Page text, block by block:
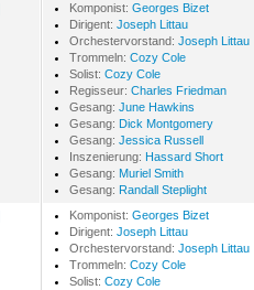
Komponist: Georges Bizet
Dirigent: Joseph Littau
Orchestervorstand: Joseph Littau
Trommeln: Cozy Cole
Solist: Cozy Cole
Regisseur: Charles Friedman
Gesang: June Hawkins
Gesang: Dick Montgomery
Gesang: Jessica Russell
Inszenierung: Hassard Short
Gesang: Muriel Smith
Gesang: Randall Steplight
Komponist: Georges Bizet
Dirigent: Joseph Littau
Orchestervorstand: Joseph Littau
Trommeln: Cozy Cole
Solist: Cozy Cole